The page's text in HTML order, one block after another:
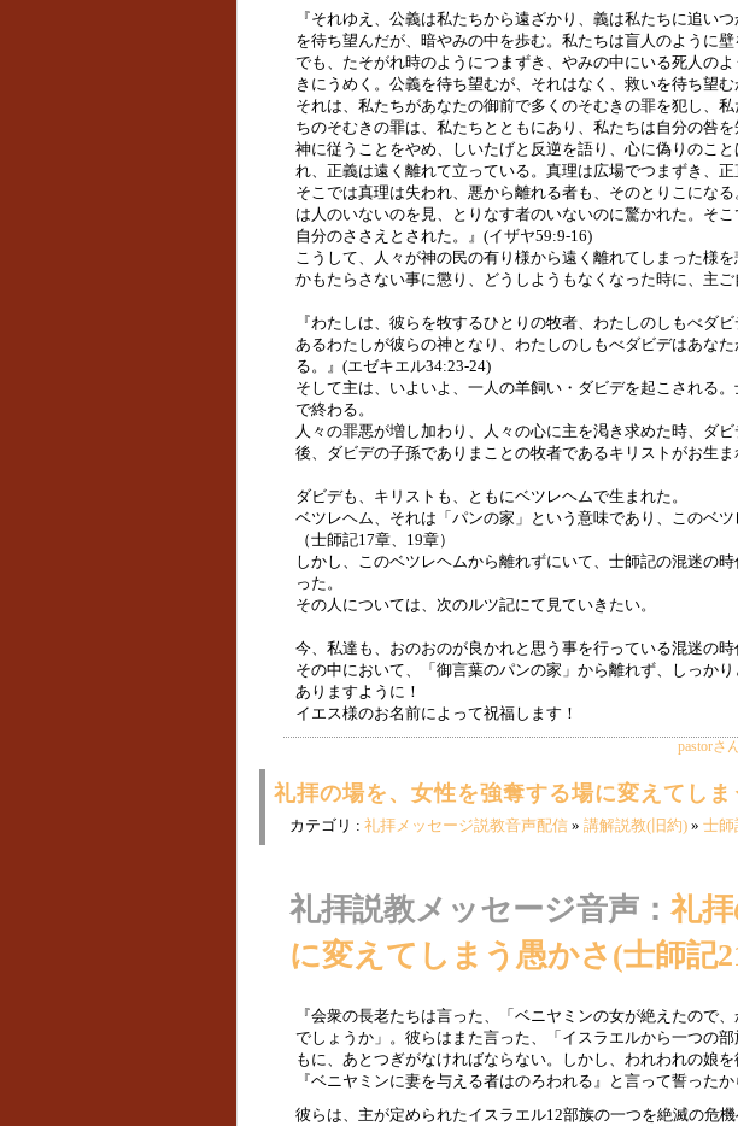
『それゆえ、公義は私たちから遠ざかり、義は私たちに追い
を待ち望んだが、暗やみの中を歩む。私たちは盲人のように
でも、たそがれ時のようにつまずき、やみの中にいる死人の
きにうめく。公義を待ち望むが、それはなく、救いを待ち望
それは、私たちがあなたの御前で多くのそむきの罪を犯し、
ちのそむきの罪は、私たちとともにあり、私たちは自分の咎
神に従うことをやめ、しいたげと反逆を語り、心に偽りのこ
れ、正義は遠く離れて立っている。真理は広場でつまずき、正
そこでは真理は失われ、悪から離れる者も、そのとりこにな
は人のいないのを見、とりなす者のいないのに驚かれた。そ
自分のささえとされた。』(イザヤ59:9-16)
こうして、人々が神の民の有り様から遠く離れてしまった様
かもたらさない事に懲り、どうしようもなくなった時に、主ご
『わたしは、彼らを牧するひとりの牧者、わたしのしもべダ
あるわたしが彼らの神となり、わたしのしもべダビデはあな
る。』(エゼキエル34:23-24)
そして主は、いよいよ、一人の羊飼い・ダビデを起こされる
で終わる。
人々の罪悪が増し加わり、人々の心に主を渇き求めた時、ダ
後、ダビデの子孫でありまことの牧者であるキリストがお生ま
ダビデも、キリストも、ともにベツレヘムで生まれた。
ベツレヘム、それは「パンの家」という意味であり、このベ
（士師記17章、19章）
しかし、このベツレヘムから離れずにいて、士師記の混迷の
った。
その人については、次のルツ記にて見ていきたい。
今、私達も、おのおのが良かれと思う事を行っている混迷の時
その中において、「御言葉のパンの家」から離れず、しっか
ありますように！
イエス様のお名前によって祝福します！
pastorさ
礼拝の場を、女性を強奪する場に変えてし
カテゴリ : 礼拝メッセージ説教音声配信 » 講解説教(旧約) » 士師
礼拝説教メッセージ音声： 礼
に変えてしまう愚かさ(士師記
『会衆の長老たちは言った、「ベニヤミンの女が絶えたので
でしょうか」。彼らはまた言った、「イスラエルから一つの
もに、あとつぎがなければならない。しかし、われわれの娘
『ベニヤミンに妻を与える者はのろわれる』と言って誓った
彼らは、主が定められたイスラエル12部族の一つを絶滅の危